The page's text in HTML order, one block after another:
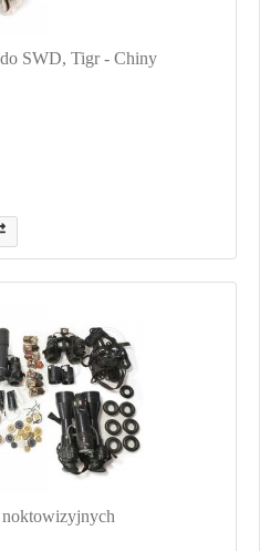
SWD, Tigr - Chiny
noktowizyjnych